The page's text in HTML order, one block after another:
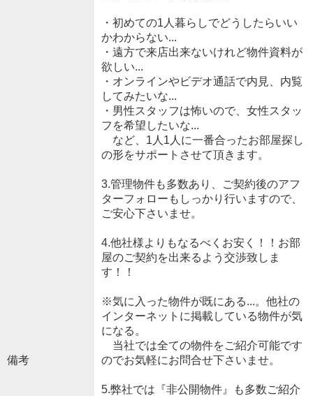
備考
・初めての1人暮らしでどうしたらいい
かわからない...
・遠方で来店出来ないけれど物件資料が
欲しい...
・オンラインやビデオ通話で内見、内覧
してみたいな...
・男性スタッフは怖いので、女性スタッ
フを希望したいな...
など、1人1人に一番合ったお部屋探し
の形をサポートさせて頂きます。
3.管理物件も多数あり、ご契約後のアフ
ターフォローもしっかり行いますので、
ご安心下さいませ。
4.他社様よりもなるべくお安く！！お部
屋のご契約を出来るよう交渉致しま
す！！
※気に入った物件が既にある...。他社の
インターネットに掲載している物件が気
になる。
当社では全ての物件をご紹介可能です
のでお気軽にお問合せ下さいませ。
5.弊社では『非公開物件』も多数ご紹介